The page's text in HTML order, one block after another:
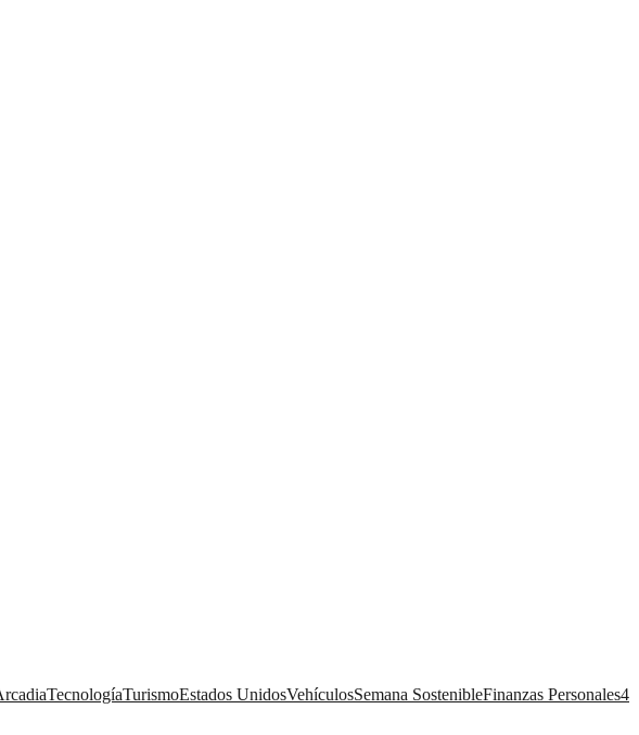
TecnologíaTurismoEstados UnidosVehículosSemana SostenibleFinanzas Personales4